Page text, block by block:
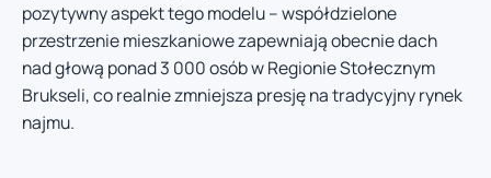
pozytywny aspekt tego modelu – współdzielone
przestrzenie mieszkaniowe zapewniają obecnie dach
nad głową ponad 3 000 osób w Regionie Stołecznym
Brukseli, co realnie zmniejsza presję na tradycyjny rynek
najmu.